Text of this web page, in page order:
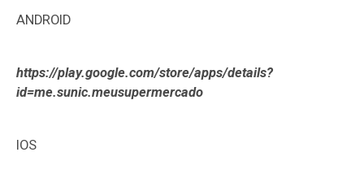
ANDROID
https://play.google.com/store/apps/details?
id=me.sunic.meusupermercado
IOS